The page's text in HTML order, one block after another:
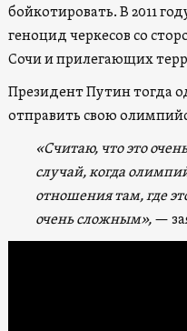
бойкотировать. В 2011
геноцид черкесов со
Сочи и прилегающих
Президент Путин тогда
отправить свою
«Считаю, что это
случай, когда
отношения там, где
очень сложным», —